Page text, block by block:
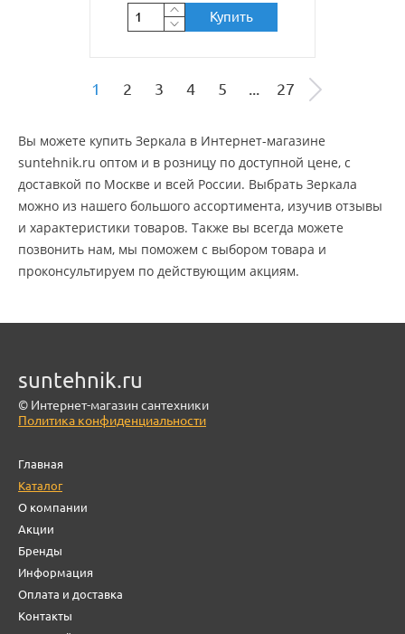
Купить
1 2 3 4 5 ... 27
Вы можете купить Зеркала в Интернет-магазине
suntehnik.ru оптом и в розницу по доступной цене, c
доставкой по Москве и всей России. Выбрать Зеркала
можно из нашего большого ассортимента, изучив отзывы
и характеристики товаров. Также вы всегда можете
позвонить нам, мы поможем с выбором товара и
проконсультируем по действующим акциям.
suntehnik.ru
© Интернет-магазин сантехники
Политика конфиденциальности
Главная
Каталог
О компании
Акции
Бренды
Информация
Оплата и доставка
Контакты